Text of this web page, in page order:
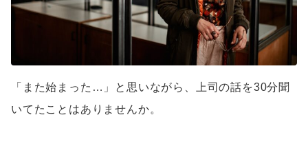
「また始まった…」と思いながら、上司の話を30分聞
いてたことはありませんか。